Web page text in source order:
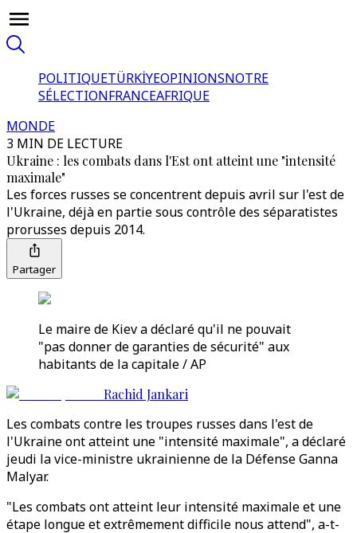
POLITIQUETÜRKİYEOPINIONSNOTRE
SÉLECTIONFRANCEAFRIQUE
MONDE
3 MIN DE LECTURE
Ukraine : les combats dans l'Est ont atteint une "intensité
maximale"
Les forces russes se concentrent depuis avril sur l'est de
l'Ukraine, déjà en partie sous contrôle des séparatistes
prorusses depuis 2014.
Partager
Le maire de Kiev a déclaré qu'il ne pouvait
"pas donner de garanties de sécurité" aux
habitants de la capitale / AP
Rachid Jankari
Les combats contre les troupes russes dans l'est de
l'Ukraine ont atteint une "intensité maximale", a déclaré
jeudi la vice-ministre ukrainienne de la Défense Ganna
Malyar.
"Les combats ont atteint leur intensité maximale et une
étape longue et extrêmement difficile nous attend", a-t-